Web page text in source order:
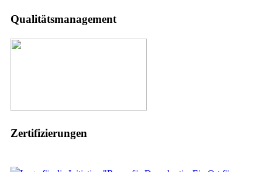
Qualitätsmanagement
Zertifizierungen